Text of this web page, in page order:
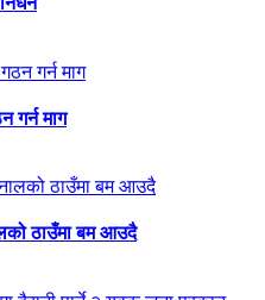
गर्न माग
ठाउँमा बम आउदै